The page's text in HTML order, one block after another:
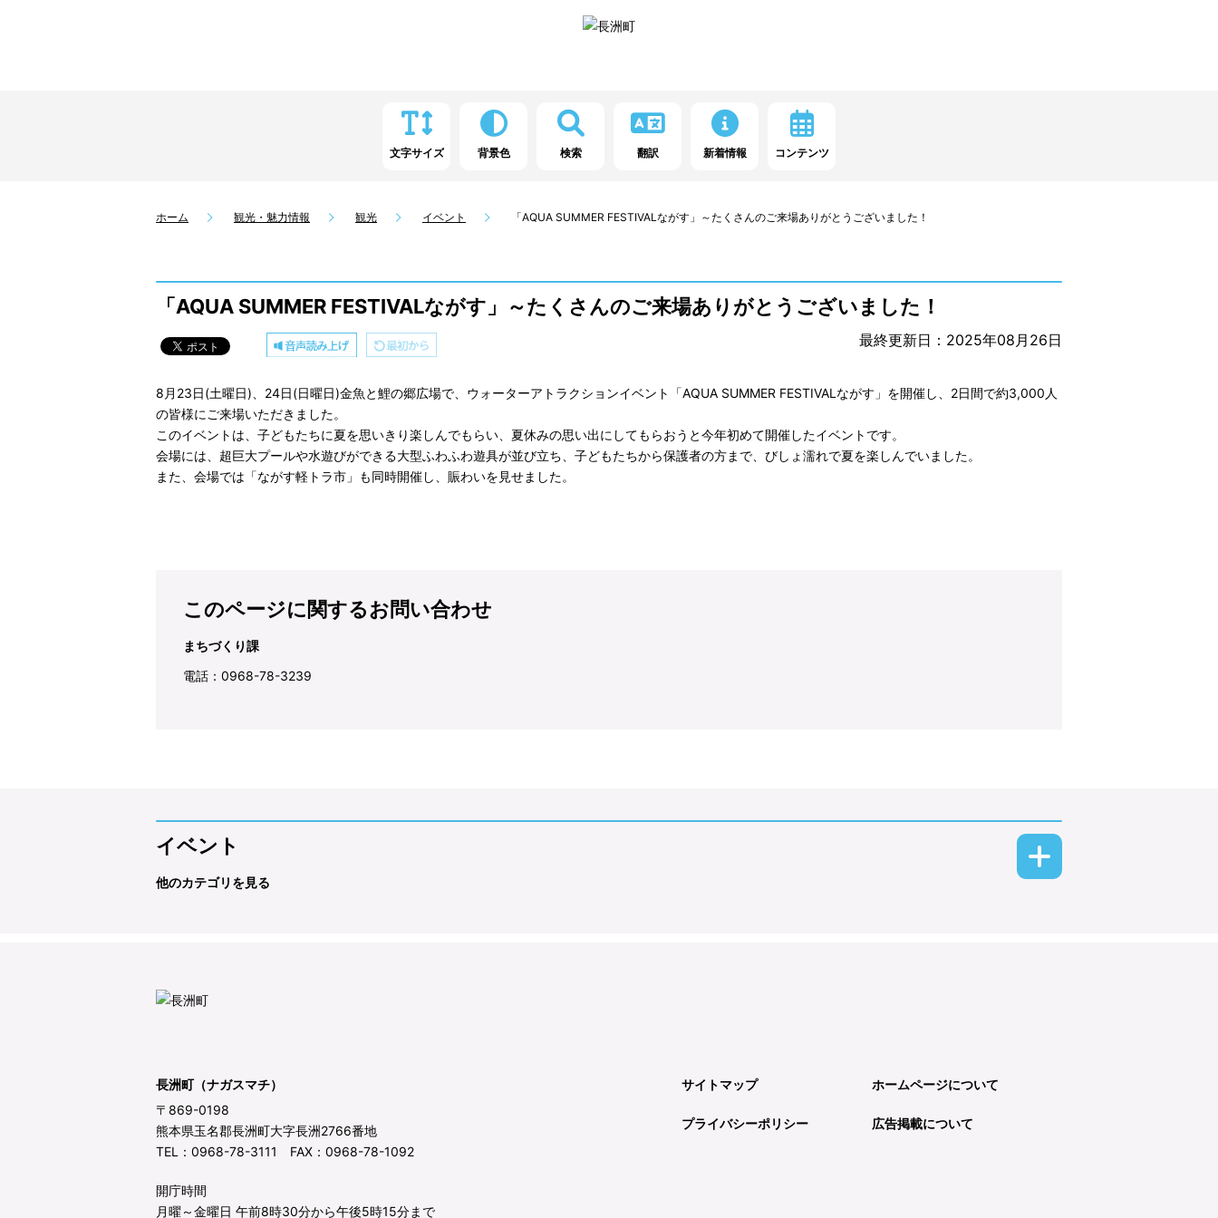
文字サイズ 背景色 検索 翻訳 新着情報 コンテンツ
ホーム 観光・魅力情報 観光 イベント 「AQUA SUMMER FESTIVALながす」～たくさんのご来場ありがとうございました！
「AQUA SUMMER FESTIVALながす」～たくさんのご来場ありがとうございました！
最終更新日：2025年08月26日
8月23日(土曜日)、24日(日曜日)金魚と鯉の郷広場で、ウォーターアトラクションイベント「AQUA SUMMER FESTIVALながす」を開催し、2日間で約3,000人
の皆様にご来場いただきました。
このイベントは、子どもたちに夏を思いきり楽しんでもらい、夏休みの思い出にしてもらおうと今年初めて開催したイベントです。
会場には、超巨大プールや水遊びができる大型ふわふわ遊具が並び立ち、子どもたちから保護者の方まで、びしょ濡れで夏を楽しんでいました。
また、会場では「ながす軽トラ市」も同時開催し、賑わいを見せました。
このページに関するお問い合わせ
まちづくり課
電話：0968-78-3239
イベント
他のカテゴリを見る
長洲町（ナガスマチ）
〒869-0198
熊本県玉名郡長洲町大字長洲2766番地
TEL：0968-78-3111 FAX：0968-78-1092
開庁時間
月曜～金曜日 午前8時30分から午後5時15分まで
サイトマップ ホームページについて
プライバシーポリシー 広告掲載について